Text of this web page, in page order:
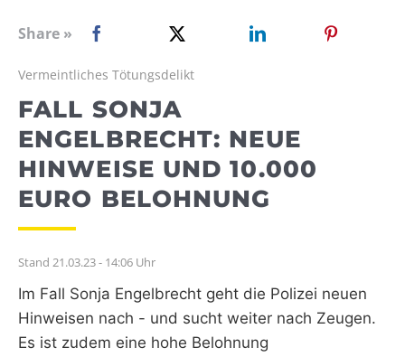
WEBRADIO
Share »
Vermeintliches Tötungsdelikt
FALL SONJA
ENGELBRECHT: NEUE
HINWEISE UND 10.000
EURO BELOHNUNG
Stand 21.03.23 - 14:06 Uhr
Im Fall Sonja Engelbrecht geht die Polizei neuen
Hinweisen nach - und sucht weiter nach Zeugen.
Es ist zudem eine hohe Belohnung